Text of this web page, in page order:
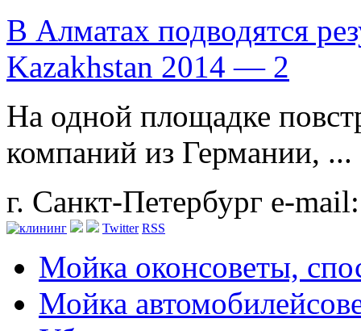
В Алматах подводятся
Kazakhstan 2014 — 2
На одной площадке
компаний из Германии, ...
г. Санкт-Петербург e-
Twitter RSS
Мойка оконсоветы,
Мойка автомобилей